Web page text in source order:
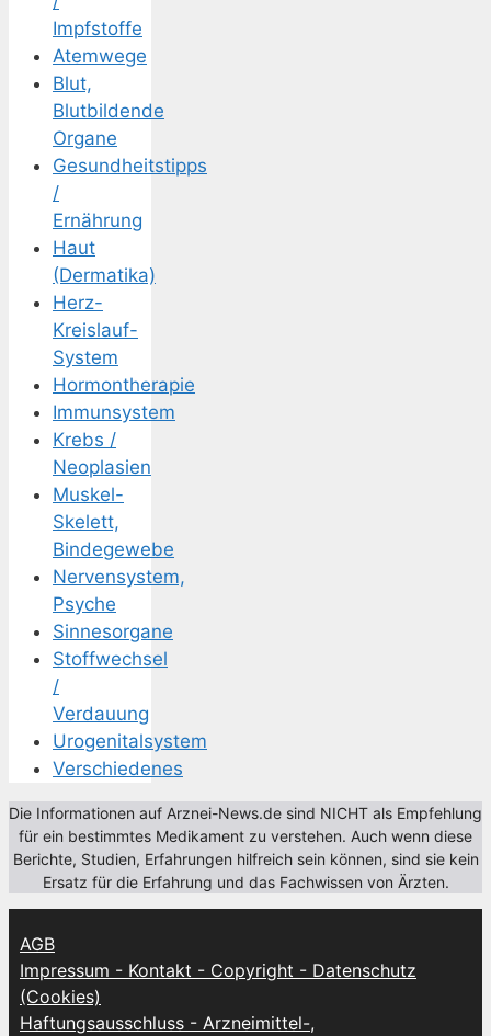
Impfstoffe
Atemwege
Blut,
Blutbildende
Organe
Gesundheitstipps
/
Ernährung
Haut
(Dermatika)
Herz-
Kreislauf-
System
Hormontherapie
Immunsystem
Krebs /
Neoplasien
Muskel-
Skelett,
Bindegewebe
Nervensystem,
Psyche
Sinnesorgane
Stoffwechsel
/
Verdauung
Urogenitalsystem
Verschiedenes
Die Informationen auf Arznei-News.de sind NICHT als Empfehlung
für ein bestimmtes Medikament zu verstehen. Auch wenn diese
Berichte, Studien, Erfahrungen hilfreich sein können, sind sie kein
Ersatz für die Erfahrung und das Fachwissen von Ärzten.
AGB
Impressum - Kontakt - Copyright - Datenschutz
(Cookies)
Haftungsausschluss - Arzneimittel-,